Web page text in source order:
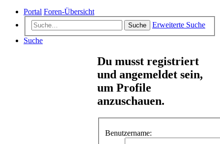
Portal Foren-Übersicht
Suche
Erweiterte Suche
Suche
Du musst registriert
und angemeldet sein,
um Profile
anzuschauen.
Benutzername: